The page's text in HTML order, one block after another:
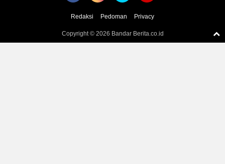
Redaksi Pedoman Privacy
Copyright © 2026 Bandar Berita.co.id